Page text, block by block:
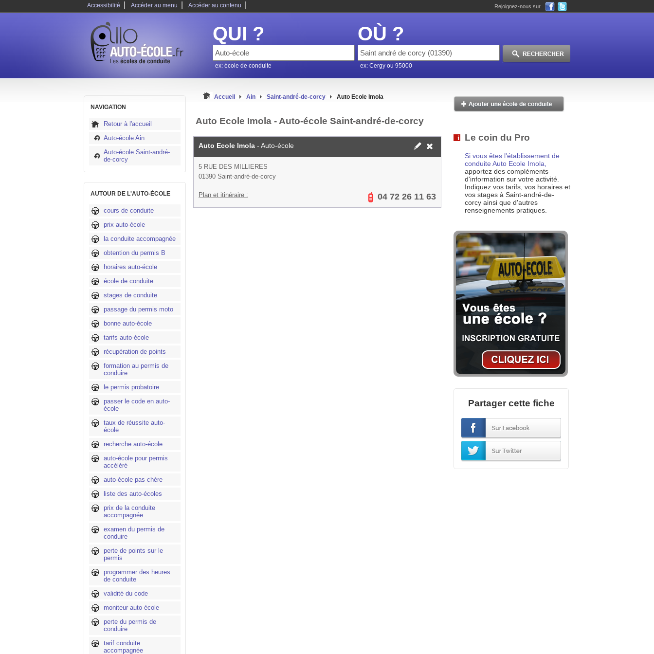
Accessibilité Accéder au menu Accéder au contenu Rejoignez-nous sur
QUI ?
ex: école de conduite
OÙ ?
ex: Cergy ou 95000
NAVIGATION
Retour à l'accueil
Auto-école Ain
Auto-école Saint-andré-
de-corcy
AUTOUR DE L'AUTO-ÉCOLE
cours de conduite
prix auto-école
la conduite accompagnée
obtention du permis B
horaires auto-école
école de conduite
stages de conduite
passage du permis moto
bonne auto-école
tarifs auto-école
récupération de points
formation au permis de
conduire
le permis probatoire
passer le code en auto-
école
taux de réussite auto-
école
recherche auto-école
auto-école pour permis
accéléré
auto-école pas chère
liste des auto-écoles
prix de la conduite
accompagnée
examen du permis de
conduire
perte de points sur le
permis
programmer des heures
de conduite
validité du code
moniteur auto-école
perte du permis de
conduire
tarif conduite
accompagnée
Accueil Ain Saint-andré-de-corcy Auto Ecole Imola
Auto Ecole Imola - Auto-école Saint-andré-de-corcy
Auto Ecole Imola - Auto-école
5 RUE DES MILLIERES
01390 Saint-andré-de-corcy
Plan et itinéraire : 04 72 26 11 63
Le coin du Pro
Si vous êtes l'établissement de
conduite Auto Ecole Imola,
apportez des compléments
d'information sur votre activité.
Indiquez vos tarifs, vos horaires et
vos stages à Saint-andré-de-
corcy ainsi que d'autres
renseignements pratiques.
Partager cette fiche